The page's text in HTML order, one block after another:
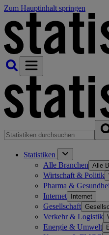
Zum Hauptinhalt springen
Statistiken
Alle Branchen Alle
Wirtschaft & Politik
Pharma &
Internet Internet
Gesellschaft
Verkehr & Logistik
Energie & Umwelt